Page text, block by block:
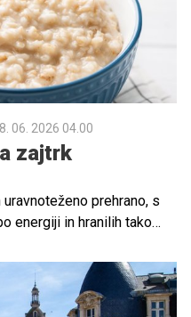
06. 2026 04.00
zajtrk
prehrano, s
energiji in hranilih tako
na voljo takrat, ko
pomembno, da
dnevne obroke,